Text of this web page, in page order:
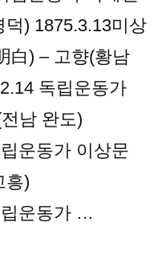
) 1875.3.13미상
白) – 고향(황남
독립운동가
남 완도)
운동가 이상문
흥)
립운동가 …